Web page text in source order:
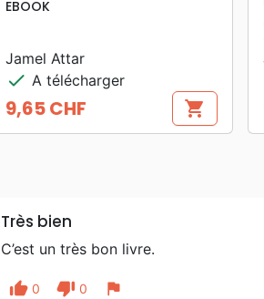
EBOOK
Jamel Attar
check A télécharger
Prix
9,65 CHF shopping_cart
Très bien
C’est un très bon livre.
thumb_up 0 thumb_down 0 flag